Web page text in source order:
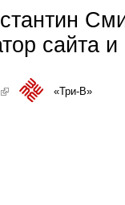
сайта
(link is external)«Три-В»